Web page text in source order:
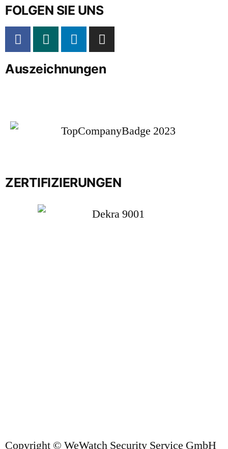
FOLGEN SIE UNS
Auszeichnungen
ZERTIFIZIERUNGEN
Copyright © WeWatch Security Service GmbH